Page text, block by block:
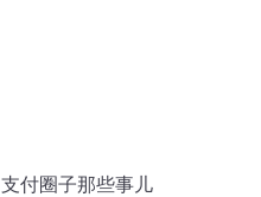
支付圈子那些事儿